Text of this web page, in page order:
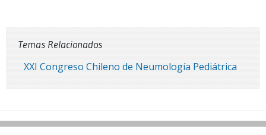
Temas Relacionados
XXI Congreso Chileno de Neumología Pediátrica